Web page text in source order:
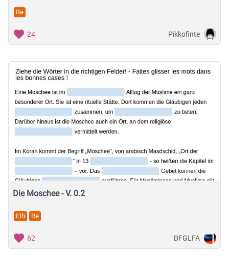
Re
24 Pikkofinte
Die Moschee - V. 0.2
Eth Re
62 DFGLFA